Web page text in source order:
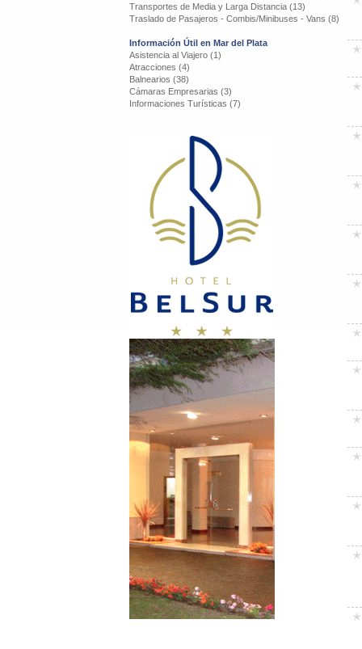
Transportes de Media y Larga Distancia (13)
Traslado de Pasajeros - Combis/Minibuses - Vans (8)
Información Útil en Mar del Plata
Asistencia al Viajero (1)
Atracciones (4)
Balnearios (38)
Cámaras Empresarias (3)
Informaciones Turísticas (7)